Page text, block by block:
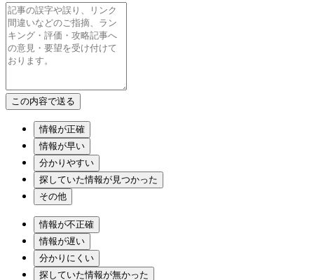
情報が正確
情報が早い
分かりやすい
探していた情報が見つかった
その他
情報が不正確
情報が遅い
分かりにくい
探していた情報が無かった